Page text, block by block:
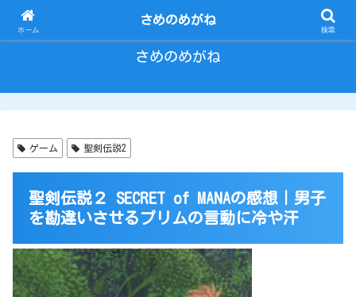
とにかく いろいろ ひとりごと。
さめのめがね
ゲーム 聖剣伝説2
聖剣伝説２ SECRET of MANAの感想｜男子
を勘違いさせるプリムの言動に冷や汗
ホーム
さめのめがね
検索